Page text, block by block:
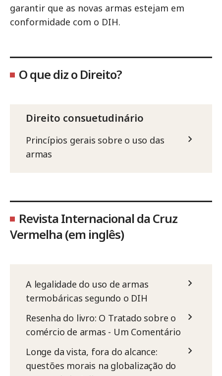
garantir que as novas armas estejam em
conformidade com o DIH.
O que diz o Direito?
Direito consuetudinário
Princípios gerais sobre o uso das
armas
Revista Internacional da Cruz
Vermelha (em inglês)
A legalidade do uso de armas
termobáricas segundo o DIH
Resenha do livro: O Tratado sobre o
comércio de armas - Um Comentário
Longe da vista, fora do alcance:
questões morais na globalização do